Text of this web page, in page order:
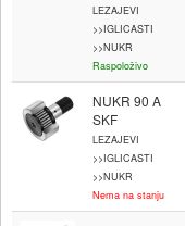
LEZAJEVI
>>IGLICASTI
>>NUKR
Raspoloživo
NUKR 90 A
SKF
LEZAJEVI
>>IGLICASTI
>>NUKR
Nema na stanju